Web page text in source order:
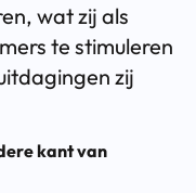
wat zij als
te stimuleren
zij
kant van